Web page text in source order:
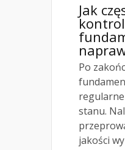
Jak
Po
stanu.
jakości